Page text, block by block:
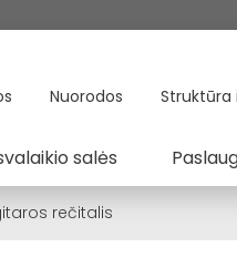
Nuorodos Struktūra
salės
rečitalis